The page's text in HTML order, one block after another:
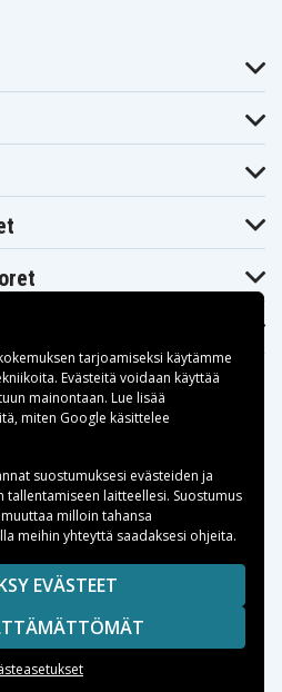
Spares Nordic AB
OVAT OMISTAJIENSA
tarjoamiseksi käytämme
Evästeitä voidaan käyttää
mainontaan. Lue lisää
miten Google käsittelee
suostumuksesi evästeiden ja
laitteellesi. Suostumus
milloin tahansa
meihin yhteyttä saadaksesi ohjeita.
EVÄSTEET